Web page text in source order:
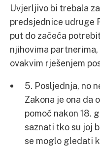
Uvjerljivo bi trebala
predsjednice udruge
put do začeća
njihovima
ovakvim rješenjem
5. Posljednja, no
Zakona je ona da
pomoć nakon 18.
saznati tko su joj
se moglo gledati